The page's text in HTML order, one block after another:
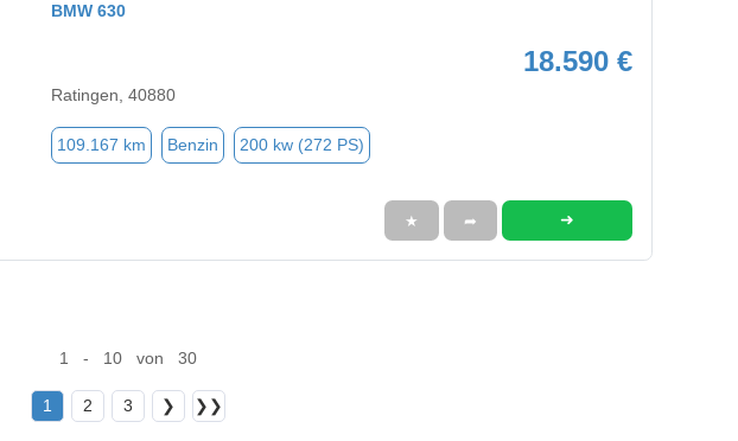
BMW 630
18.590 €
Ratingen, 40880
109.167 km Benzin 200 kw (272 PS)
★ ➦ ➜
1 - 10 von 30
1 2 3 ❯ ❯❯